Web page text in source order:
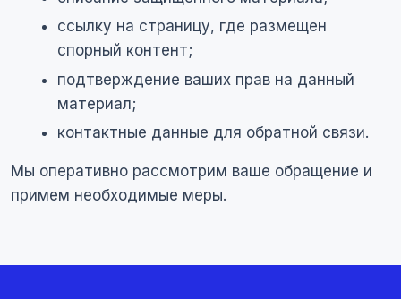
ссылку на страницу, где размещен
спорный контент;
подтверждение ваших прав на данный
материал;
контактные данные для обратной связи.
Мы оперативно рассмотрим ваше обращение и
примем необходимые меры.